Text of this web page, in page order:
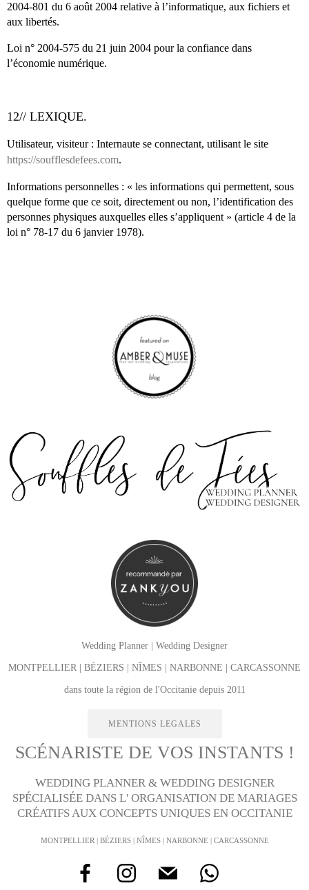
2004-801 du 6 août 2004 relative à l’informatique, aux fichiers et
aux libertés.
Loi n° 2004-575 du 21 juin 2004 pour la confiance dans
l’économie numérique.
12// LEXIQUE.
Utilisateur, visiteur : Internaute se connectant, utilisant le site
https://soufflesdefees.com.
Informations personnelles : « les informations qui permettent, sous
quelque forme que ce soit, directement ou non, l’identification des
personnes physiques auxquelles elles s’appliquent » (article 4 de la
loi n° 78-17 du 6 janvier 1978).
Wedding Planner | Wedding Designer
MONTPELLIER | BÉZIERS | NÎMES | NARBONNE | CARCASSONNE
dans toute la région de l'Occitanie depuis 2011
MENTIONS LEGALES
SCÉNARISTE DE VOS INSTANTS !
WEDDING PLANNER & WEDDING DESIGNER
SPÉCIALISÉE DANS L' ORGANISATION DE MARIAGES
CRÉATIFS AUX CONCEPTS UNIQUES EN OCCITANIE
MONTPELLIER | BÉZIERS | NÎMES | NARBONNE | CARCASSONNE